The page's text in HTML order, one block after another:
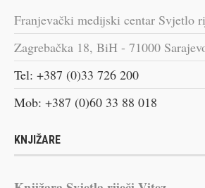
Franjevački medijski centar Svjetlo
Zagrebačka 18, BiH - 71000
Tel: +387 (0)33 726 200
Mob: +387 (0)60 33 88 018
KNJIŽARE